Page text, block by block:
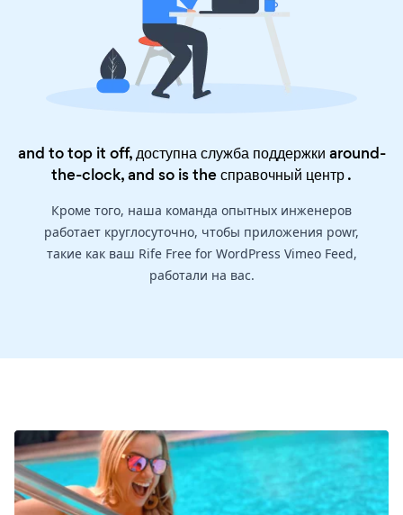
and to top it off, доступна служба поддержки around-
the-clock, and so is theсправочный центр.
Кроме того, наша команда опытных инженеров
работает круглосуточно, чтобы приложения powr,
такие как ваш Rife Free for WordPress Vimeo Feed,
работали на вас.